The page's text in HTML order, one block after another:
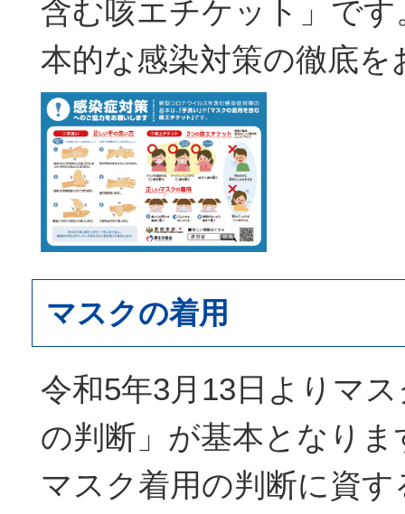
含む咳エチケット」で
本的な感染対策の徹底を
マスクの着用
令和5年3月13日よりマ
の判断」が基本となりま
マスク着用の判断に資